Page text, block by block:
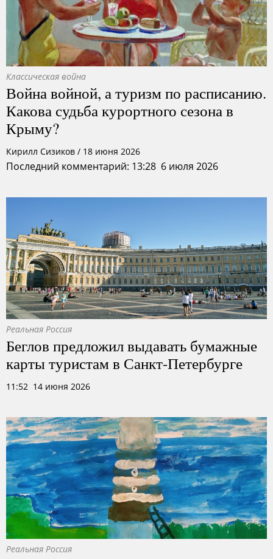
Классическая война
Война войной, а туризм по расписанию.
Какова судьба курортного сезона в
Крыму?
Кирилл Сизиков / 18 июня 2026
Последний комментарий: 13:28 6 июля 2026
Реальная Россия
Беглов предложил выдавать бумажные
карты туристам в Санкт-Петербурге
11:52 14 июня 2026
Реальная Россия